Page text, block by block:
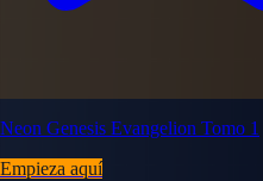
Neon Genesis Evangelion Tomo 1
Empieza aquí